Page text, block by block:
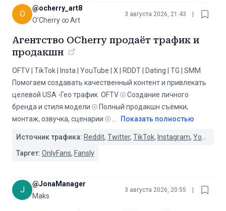
O
@ocherry_art8
O’Cherry ∞ Art
3 августа 2026, 21:43
Агентство OCherry продаёт трафик и
продакшн
OFTV | TikTok | Insta | YouTube | X | RDDT | Dating | TG | SMM
Помогаем создавать качественный контент и привлекать
целевой USA -Гео трафик ️ OFTV ⦾ Создание личного
бренда и стиля модели ⦾ Полный продакшн съёмки,
монтаж, озвучка, сценарии ⦾
Показать полностью
Источник трафика: Reddit, Twitter, TikTok, Instagram, YouTube
Таргет: OnlyFans, Fansly
J
@JonaManager
Maks
3 августа 2026, 20:55